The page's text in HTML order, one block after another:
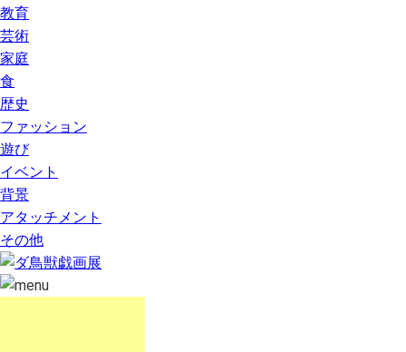
教育
芸術
家庭
食
歴史
ファッション
遊び
イベント
背景
アタッチメント
その他